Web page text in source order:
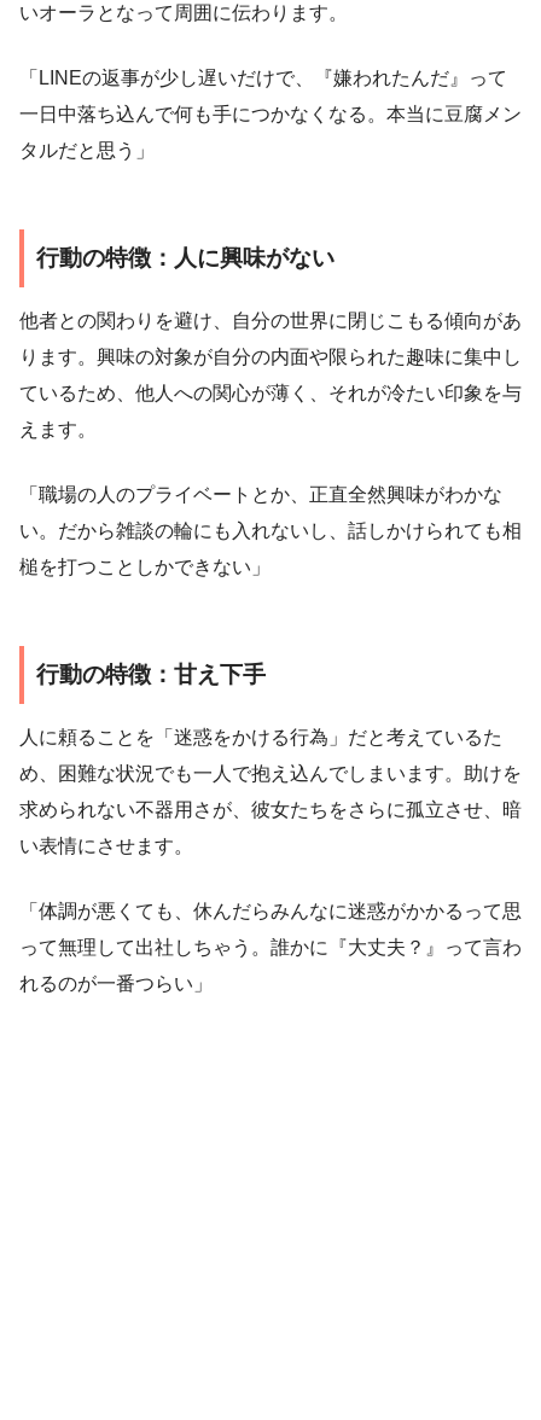
いオーラとなって周囲に伝わります。
「LINEの返事が少し遅いだけで、『嫌われたんだ』って
一日中落ち込んで何も手につかなくなる。本当に豆腐メン
タルだと思う」
行動の特徴：人に興味がない
他者との関わりを避け、自分の世界に閉じこもる傾向があ
ります。興味の対象が自分の内面や限られた趣味に集中し
ているため、他人への関心が薄く、それが冷たい印象を与
えます。
「職場の人のプライベートとか、正直全然興味がわかな
い。だから雑談の輪にも入れないし、話しかけられても相
槌を打つことしかできない」
行動の特徴：甘え下手
人に頼ることを「迷惑をかける行為」だと考えているた
め、困難な状況でも一人で抱え込んでしまいます。助けを
求められない不器用さが、彼女たちをさらに孤立させ、暗
い表情にさせます。
「体調が悪くても、休んだらみんなに迷惑がかかるって思
って無理して出社しちゃう。誰かに『大丈夫？』って言わ
れるのが一番つらい」